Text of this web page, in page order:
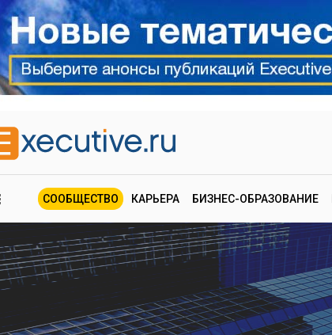
СООБЩЕСТВО КАРЬЕРА БИЗНЕС-ОБРАЗОВАНИЕ